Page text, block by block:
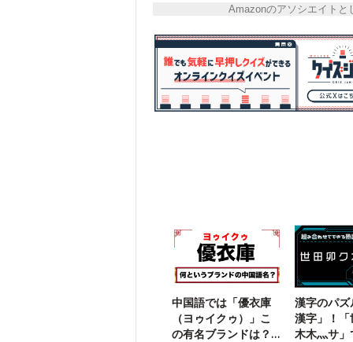
Amazonのアソシエイトと
中国語では「優衣庫
（ヨゥイクゥ）」こ
の有名ブランドは？
漢字のパ
漢字」！
木木灬サ